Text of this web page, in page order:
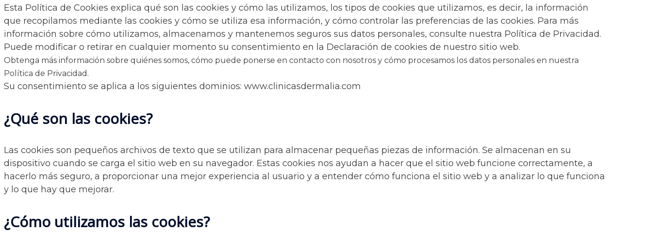
Esta Política de Cookies explica qué son las cookies y cómo las utilizamos, los tipos de cookies que utilizamos, es decir, la información
que recopilamos mediante las cookies y cómo se utiliza esa información, y cómo controlar las preferencias de las cookies. Para más
información sobre cómo utilizamos, almacenamos y mantenemos seguros sus datos personales, consulte nuestra Política de Privacidad.
Puede modificar o retirar en cualquier momento su consentimiento en la Declaración de cookies de nuestro sitio web.
Obtenga más información sobre quiénes somos, cómo puede ponerse en contacto con nosotros y cómo procesamos los datos personales en nuestra
Política de Privacidad.
Su consentimiento se aplica a los siguientes dominios: www.clinicasdermalia.com
¿Qué son las cookies?
Las cookies son pequeños archivos de texto que se utilizan para almacenar pequeñas piezas de información. Se almacenan en su
dispositivo cuando se carga el sitio web en su navegador. Estas cookies nos ayudan a hacer que el sitio web funcione correctamente, a
hacerlo más seguro, a proporcionar una mejor experiencia al usuario y a entender cómo funciona el sitio web y a analizar lo que funciona
y lo que hay que mejorar.
¿Cómo utilizamos las cookies?